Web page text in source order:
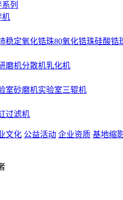
列
机
稳定氧化锆珠80氧化锆珠硅酸锆
磨机分散机乳化机
室砂磨机实验室三辊机
过滤机
文化 公益活动 企业资质 基地缩